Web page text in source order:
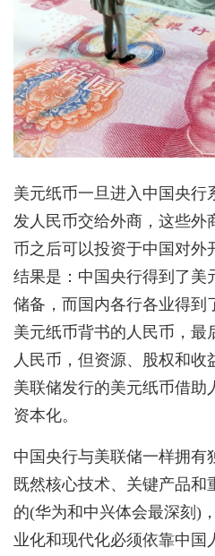
美元纸币一旦进入中国央行
发人民币交给外商，这些外
币之后可以投资于中国对外
结果是：中国央行得到了美
储备，而国内各行各业得到
美元纸币背书的人民币，最
人民币，但资源、股权和
美联储发行的美元纸币借助
资本化。
中国央行与美联储一样拥有
既然核心技术、关键产品和
的(华为和中兴体会最深刻)
业化和现代化必须依靠中国